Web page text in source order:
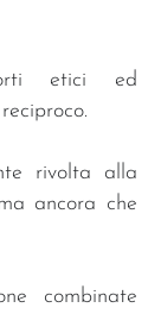
etici ed
rivolta alla
ancora che
combinate